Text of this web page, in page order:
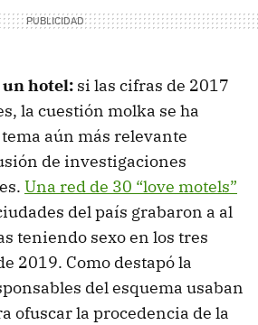
un hotel: si las cifras de 2017
la cuestión molka se ha
aún más relevante
de investigaciones
Una red de 30 “love motels”
del país grabaron a al
teniendo sexo en los tres
2019. Como destapó la
del esquema usaban
ofuscar la procedencia de la